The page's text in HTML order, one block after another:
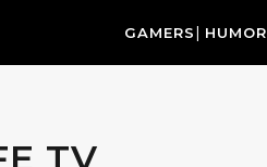
GAMERS HUMOR
TV